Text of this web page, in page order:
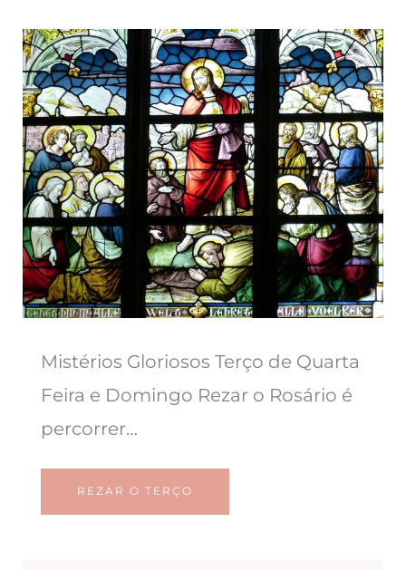
Mistérios Gloriosos Terço de Quarta
Feira e Domingo Rezar o Rosário é
percorrer…
REZAR O TERÇO